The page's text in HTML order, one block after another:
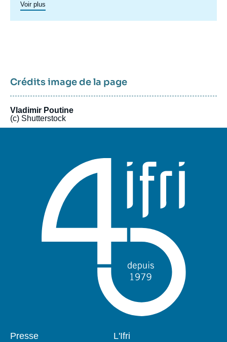
débat public en France et en Europe, et pour aider à la décision
Voir plus
Crédits image de la page
Vladimir Poutine
(c) Shutterstock
Pied
Presse
Navigation
L'Ifri